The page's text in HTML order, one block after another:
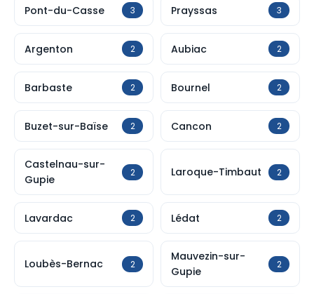
Pont-du-Casse 3 Prayssas 3
Argenton 2 Aubiac 2
Barbaste 2 Bournel 2
Buzet-sur-Baïse 2 Cancon 2
Castelnau-sur-
Gupie
2 Laroque-Timbaut 2
Lavardac 2 Lédat 2
Loubès-Bernac 2
Mauvezin-sur-
Gupie
2